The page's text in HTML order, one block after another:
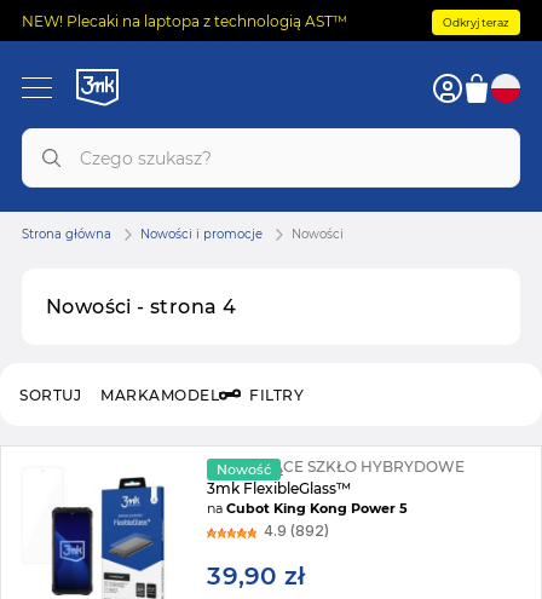
NEW! Plecaki na laptopa z technologią AST™ Odkryj teraz
Nowości - strona 4
Strona główna Nowości i promocje Nowości
MARKAMODEL FILTRY
SORTUJ
Nowość
NIETŁUKĄCE SZKŁO HYBRYDOWE
3mk FlexibleGlass™
naCubot King Kong Power 5
4.9 (892)
39,90 zł